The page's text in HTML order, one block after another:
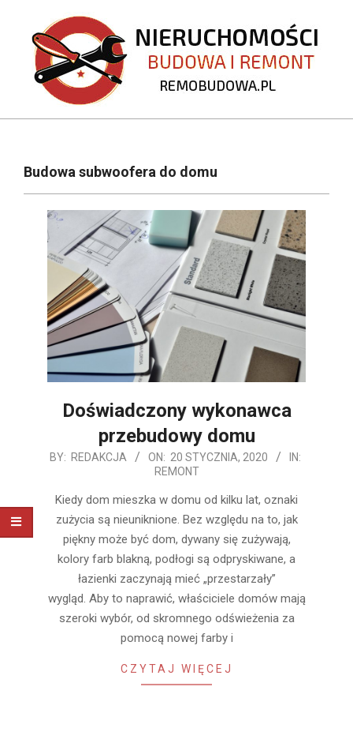
content
REMOBUDOWA.PL
NavigationBudowa subwoofera do domu
Doświadczony wykonawca
przebudowy domu
2020-
20
BY: REDAKCJA ON: 20 STYCZNIA, 2020
IN:
REMONT
Kiedy dom mieszka w domu od kilku lat, oznaki
zużycia są nieuniknione. Bez względu na to, jak
piękny może być dom, dywany się zużywają,
kolory farb blakną, podłogi są odpryskiwane, a
łazienki zaczynają mieć „przestarzały”
wygląd. Aby to naprawić, właściciele domów mają
szeroki wybór, od skromnego odświeżenia za
pomocą nowej farby i
CZYTAJ WIĘCEJ